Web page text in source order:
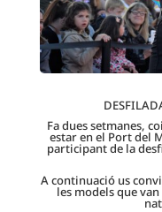
Fa dues setmanes,
estar en el Port del
participant de la
A continuació us
les models que